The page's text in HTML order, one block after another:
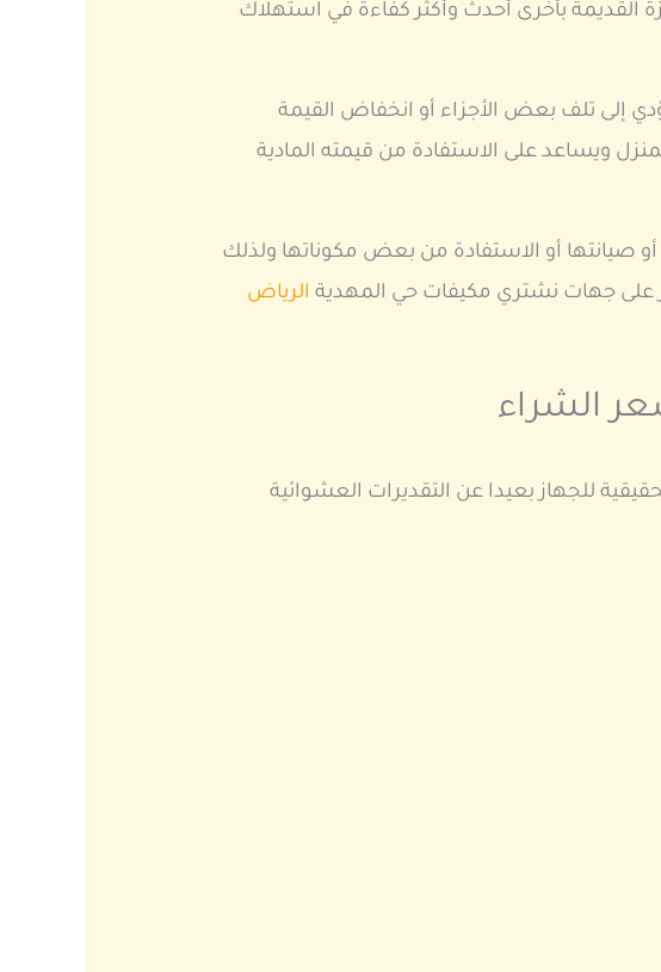
بأخرى أحدث وأكثر كفاءة في استهلاك
إلى تلف بعض الأجزاء أو انخفاض القيمة
ويساعد على الاستفادة من قيمته المادية
صيانتها أو الاستفادة من بعض مكوناتها ولذلك
على جهات نشتري مكيفات حي المهدية الرياض
الشراء
للجهاز بعيدا عن التقديرات العشوائية